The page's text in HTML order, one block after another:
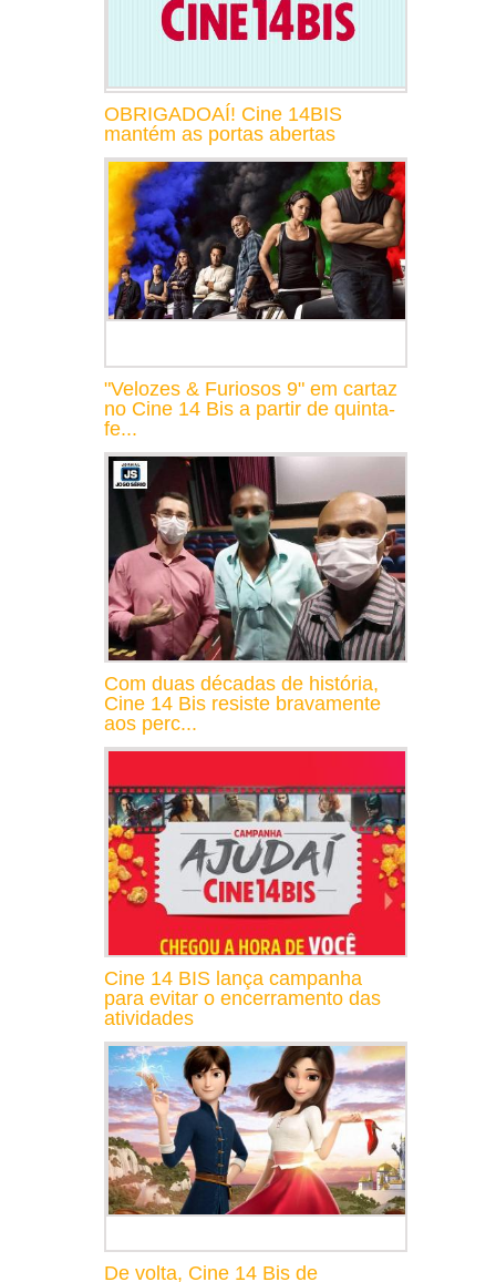
OBRIGADOAÍ! Cine 14BIS
mantém as portas abertas
"Velozes & Furiosos 9" em cartaz
no Cine 14 Bis a partir de quinta-
fe...
Com duas décadas de história,
Cine 14 Bis resiste bravamente
aos perc...
Cine 14 BIS lança campanha
para evitar o encerramento das
atividades
De volta, Cine 14 Bis de